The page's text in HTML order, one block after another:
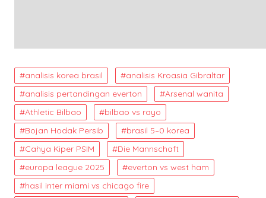
analisis korea brasil
analisis Kroasia Gibraltar
analisis pertandingan everton
Arsenal wanita
Athletic Bilbao
bilbao vs rayo
Bojan Hodak Persib
brasil 5–0 korea
Cahya Kiper PSIM
Die Mannschaft
europa league 2025
everton vs west ham
hasil inter miami vs chicago fire